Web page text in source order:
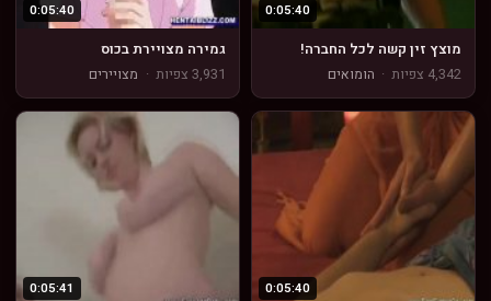
0:05:40
מוצץ זין קשה לכל החברה!
4,342 צפיות
· הומואים
0:05:40
גמירה מצויירת בכוס
3,931 צפיות
· מצויירים
0:05:40
0:05:41